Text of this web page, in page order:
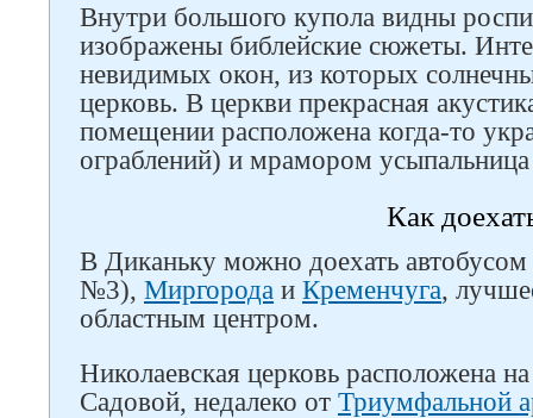
Внутри большого купола видны
изображены библейские сюжеты.
невидимых окон, из которых
церковь. В церкви прекрасная
помещении расположена когда-то
ограблений) и мрамором
Как
В Диканьку можно доехать
№3), Миргорода и Кременчуга,
областным центром.
Николаевская церковь расположена
Садовой, недалеко от Триумфальной